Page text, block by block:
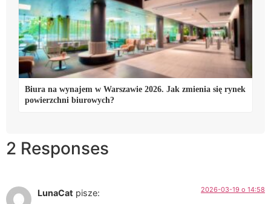
Biura na wynajem w Warszawie 2026. Jak zmienia się rynek
powierzchni biurowych?
2 Responses
LunaCat pisze: 2026-03-19 o 14:58